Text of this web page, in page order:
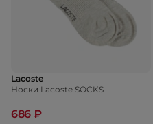
Lacoste
Носки Lacoste SOCKS
686 ₽